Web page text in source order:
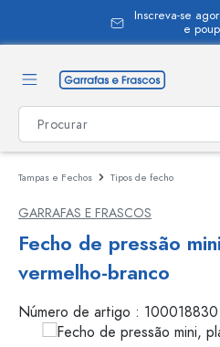
Inscreva-se
e
Tampas e Fechos Tipos de fecho
GARRAFAS E FRASCOS
Fecho de pressão
vermelho-branco
Número de artigo : 100018830